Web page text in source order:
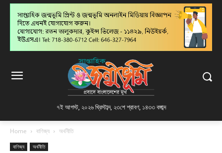
৭ই আগস্ট, ২০২৬ খ্রিস্টাব্দ, ২৩শে শ্রাবণ, ১৪৩৩ বঙ্গাব্দ
Home বাণিজ্য অর্থনীতি
বাণিজ্য অর্থনীতি